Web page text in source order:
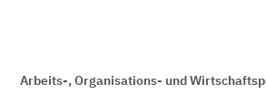
Arbeits-, Organisations- und